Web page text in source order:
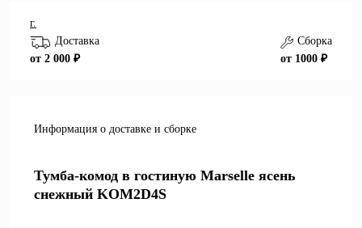
г.
Доставка
от 2 000 ₽
Сборка
от 1000 ₽
Информация о доставке и сборке
Тумба-комод в гостиную Marselle ясень
снежный KOM2D4S